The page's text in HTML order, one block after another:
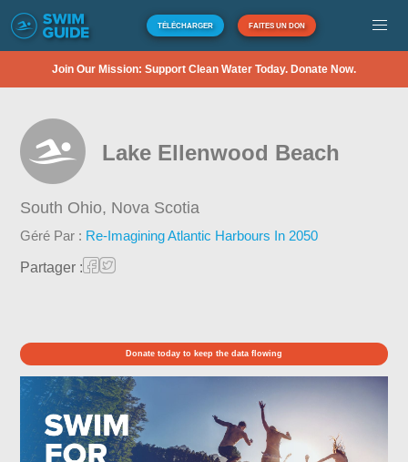
TÉLÉCHARGER FAITES UN DON
Join Our Mission: Support Clean Water Today. Donate Now.
Lake Ellenwood Beach
South Ohio, Nova Scotia
Géré Par : Re-Imagining Atlantic Harbours In 2050
Partager :
Donate today to keep the data flowing